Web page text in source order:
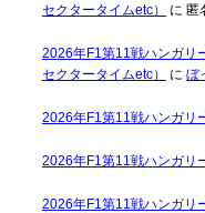
セクタータイムetc）
に 匿
2026年F1第11戦ハンガリ
セクタータイムetc）
に ぼ
2026年F1第11戦ハンガリ
2026年F1第11戦ハンガリ
2026年F1第11戦ハンガリ